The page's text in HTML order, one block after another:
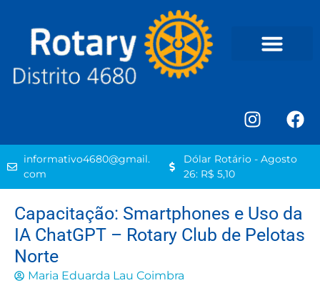
informativo4680@gmail.
com
Dólar Rotário - Agosto
26: R$ 5,10
Capacitação: Smartphones e Uso da
IA ChatGPT – Rotary Club de Pelotas
Norte
Maria Eduarda Lau Coimbra